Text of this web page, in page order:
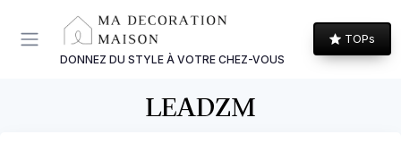
DONNEZ DU STYLE À VOTRE CHEZ-VOUS
TOPs
LEADZM
Panneau de gestion des cookies